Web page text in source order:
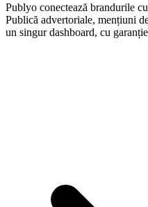
Publyo conectează brandurile cu
Publică advertoriale, mențiuni
un singur dashboard, cu